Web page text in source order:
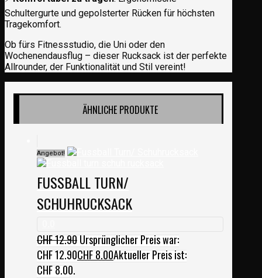
Schultergurte und gepolsterter Rücken für höchsten
Tragekomfort.
Ob fürs Fitnessstudio, die Uni oder den
Wochenendausflug – dieser Rucksack ist der perfekte
Allrounder, der Funktionalität und Stil vereint!
ÄHNLICHE PRODUKTE
Angebot!
FUSSBALL TURN/
SCHUHRUCKSACK
CHF12.90Ursprünglicher Preis war:
CHF 12.90CHF8.00Aktueller Preis ist:
CHF 8.00.